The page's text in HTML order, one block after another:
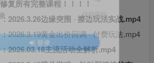
复所有完整课程！！！！
2026.3.26边缘突围 · 擦边玩法实战.mp4
2026.3.19黄金出价回调 · 付费玩法.mp4
2026.03.18主流活动全解析.mp4
找回密码
登录